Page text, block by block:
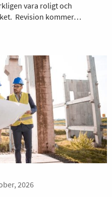
vara roligt och
Revision kommer…
2026